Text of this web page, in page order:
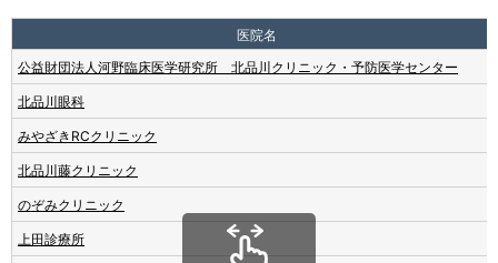
医院名
公益財団法人河野臨床医学研究所 北品川クリニック・予防医学センター
北品川眼科
みやざきRCクリニック
北品川藤クリニック
のぞみクリニック
上田診療所